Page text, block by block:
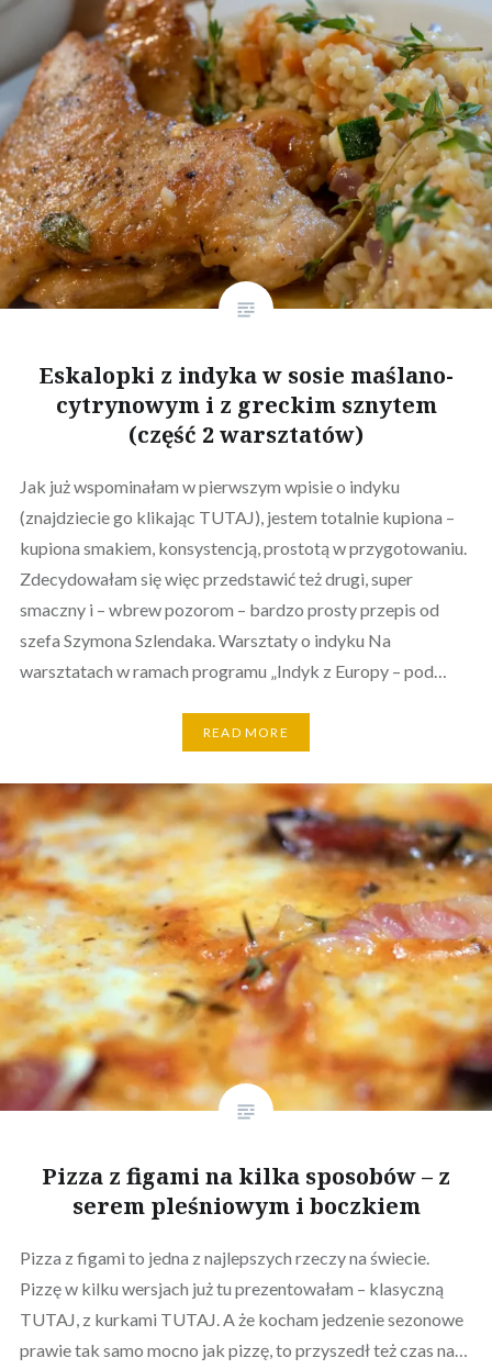
Eskalopki z indyka w sosie maślano-
cytrynowym i z greckim sznytem
(część 2 warsztatów)
Jak już wspominałam w pierwszym wpisie o indyku
(znajdziecie go klikając TUTAJ), jestem totalnie kupiona –
kupiona smakiem, konsystencją, prostotą w przygotowaniu.
Zdecydowałam się więc przedstawić też drugi, super
smaczny i – wbrew pozorom – bardzo prosty przepis od
szefa Szymona Szlendaka. Warsztaty o indyku Na
warsztatach w ramach programu „Indyk z Europy – pod…
READ MORE
Pizza z figami na kilka sposobów – z
serem pleśniowym i boczkiem
Pizza z figami to jedna z najlepszych rzeczy na świecie.
Pizzę w kilku wersjach już tu prezentowałam – klasyczną
TUTAJ, z kurkami TUTAJ. A że kocham jedzenie sezonowe
prawie tak samo mocno jak pizzę, to przyszedł też czas na…